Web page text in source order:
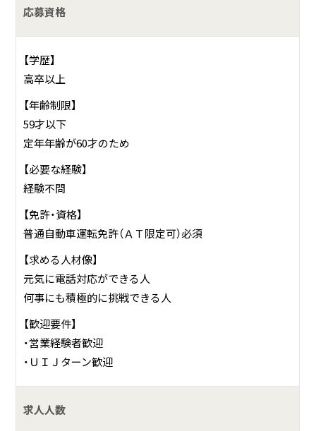
応募資格
【学歴】
高卒以上
【年齢制限】
59才以下
定年年齢が60才のため
【必要な経験】
経験不問
【免許・資格】
普通自動車運転免許（ＡＴ限定可）必須
【求める人材像】
元気に電話対応ができる人
何事にも積極的に挑戦できる人
【歓迎要件】
・営業経験者歓迎
・ＵＩＪターン歓迎
求人人数